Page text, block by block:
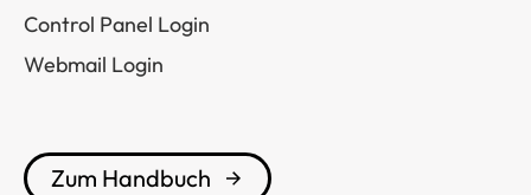
Control Panel Login
Webmail Login
Zum Handbuch